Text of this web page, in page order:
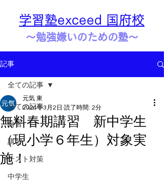
学習塾exceed 国府校
​​～勉強嫌いのための塾～
記事
全ての記事
自習
講習
テスト対策
中学生
全ての記事
無料春期講習 新中学生
（現小学６年生）対象実
施！
元気 東
2024年3月2日 読了時間: 2分